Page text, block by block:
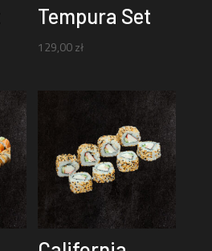
Tempura Set
129,00zł